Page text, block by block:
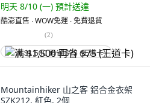
明天 8/10 (一) 預計送達
酷澎直售 ∙ WOW免運 ∙ 免費退貨
(2)
满 $1,500 再省 $75 (王道卡)
Mountainhiker 山之客 鋁合金衣架
SZK212, 紅色, 2個